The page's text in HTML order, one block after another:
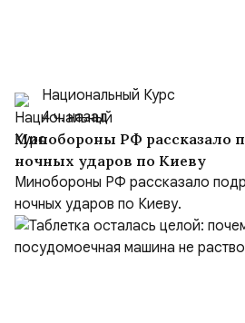
Национальный Курс
4 ч. назад
Минобороны РФ рассказало
ночных ударов по Киеву
Минобороны РФ рассказало
ночных ударов по Киеву.